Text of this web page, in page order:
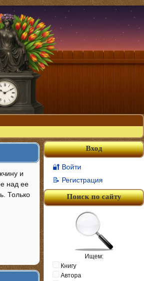
и
над ее
Только
Вход
🔐 Войти
📝 Регистрация
Поиск по сайту
Ищем:
Книгу
Автора